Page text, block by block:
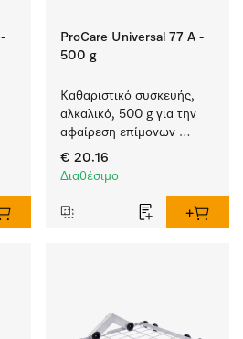
ProCare Universal 77 A -
500 g
Καθαριστικό συσκευής,
αλκαλικό, 500 g για την
αφαίρεση επίμονων
επικαθίσεων αμύλου.
€ 20.16
Διαθέσιμο